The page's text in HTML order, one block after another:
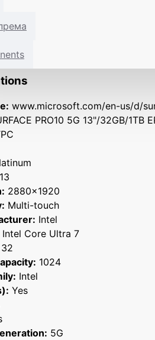
www.microsoft.com/en-us/d/
PRO10 5G 13"/32GB/1TB
13
2880x1920
Multi-touch
Intel
Intel Core Ultra 7
32
1024
Intel
Yes
5G